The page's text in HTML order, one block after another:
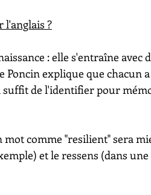
l'anglais ?
: elle s'entraîne avec
Poncin explique que chacun
de l'identifier pour
mot comme "resilient" sera
et le ressens (dans